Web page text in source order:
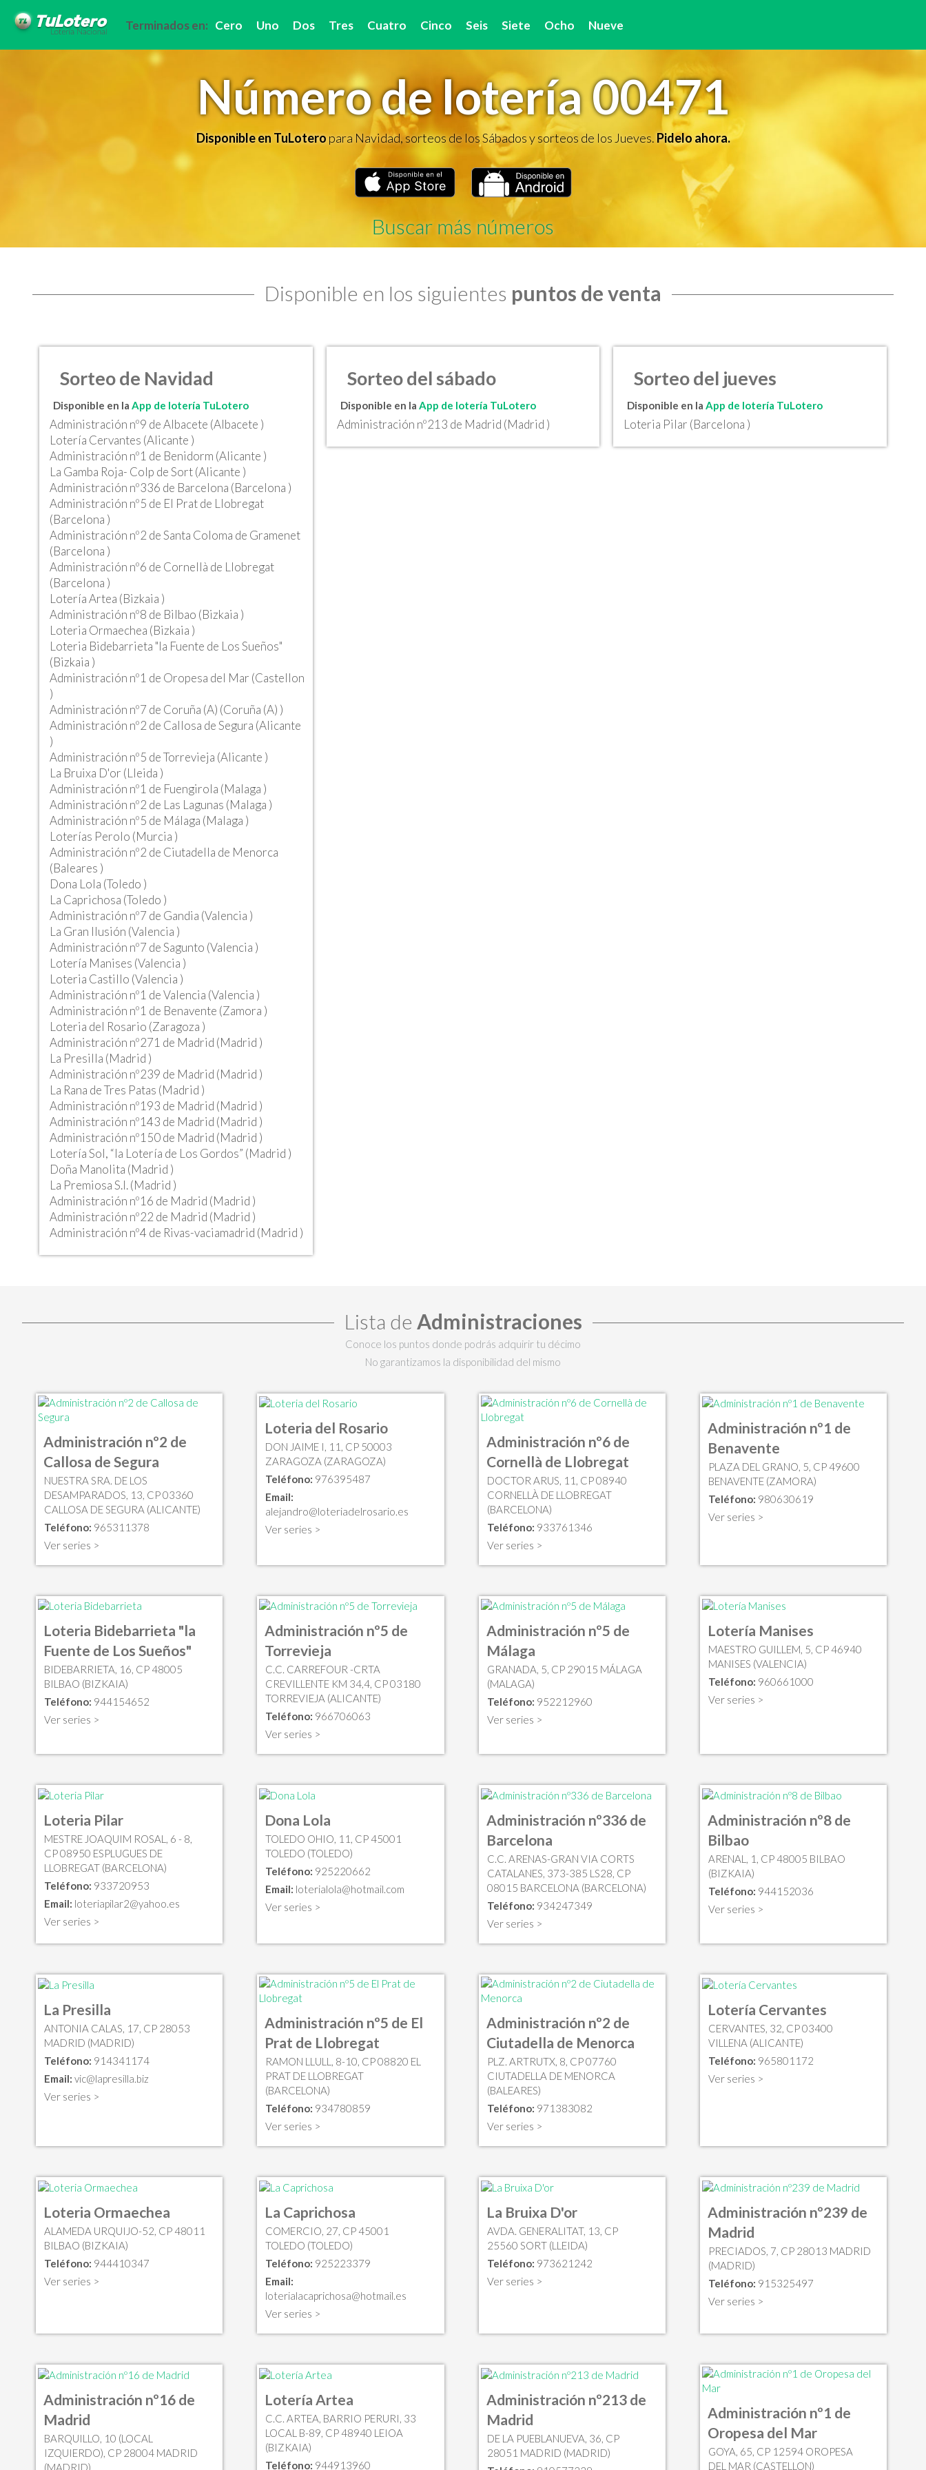
Terminados en: Cero Uno Dos Tres Cuatro Cinco Seis Siete Ocho Nueve
Número de lotería 00471
Disponible en TuLoteropara Navidad, sorteos de los Sábados y sorteos de los Jueves.Pidelo ahora.
Buscar más números
Disponible en los siguientes puntos de venta
Sorteo de Navidad
Disponible en la App de lotería TuLotero
Administración nº9 de Albacete (Albacete )
Lotería Cervantes (Alicante )
Administración nº1 de Benidorm (Alicante )
La Gamba Roja- Colp de Sort (Alicante )
Administración nº336 de Barcelona (Barcelona )
Administración nº5 de El Prat de Llobregat
(Barcelona )
Administración nº2 de Santa Coloma de Gramenet
(Barcelona )
Administración nº6 de Cornellà de Llobregat
(Barcelona )
Lotería Artea (Bizkaia )
Administración nº8 de Bilbao (Bizkaia )
Loteria Ormaechea (Bizkaia )
Loteria Bidebarrieta "la Fuente de Los Sueños"
(Bizkaia )
Administración nº1 de Oropesa del Mar (Castellon
)
Administración nº7 de Coruña (A) (Coruña (A) )
Administración nº2 de Callosa de Segura (Alicante
)
Administración nº5 de Torrevieja (Alicante )
La Bruixa D'or (Lleida )
Administración nº1 de Fuengirola (Malaga )
Administración nº2 de Las Lagunas (Malaga )
Administración nº5 de Málaga (Malaga )
Loterías Perolo (Murcia )
Administración nº2 de Ciutadella de Menorca
(Baleares )
Dona Lola (Toledo )
La Caprichosa (Toledo )
Administración nº7 de Gandia (Valencia )
La Gran Ilusión (Valencia )
Administración nº7 de Sagunto (Valencia )
Lotería Manises (Valencia )
Loteria Castillo (Valencia )
Administración nº1 de Valencia (Valencia )
Administración nº1 de Benavente (Zamora )
Loteria del Rosario (Zaragoza )
Administración nº271 de Madrid (Madrid )
La Presilla (Madrid )
Administración nº239 de Madrid (Madrid )
La Rana de Tres Patas (Madrid )
Administración nº193 de Madrid (Madrid )
Administración nº143 de Madrid (Madrid )
Administración nº150 de Madrid (Madrid )
Lotería Sol, “la Lotería de Los Gordos” (Madrid )
Doña Manolita (Madrid )
La Premiosa S.l. (Madrid )
Administración nº16 de Madrid (Madrid )
Administración nº22 de Madrid (Madrid )
Administración nº4 de Rivas-vaciamadrid (Madrid )
Sorteo del sábado
Disponible en la App de lotería TuLotero
Administración nº213 de Madrid (Madrid )
Sorteo del jueves
Disponible en laApp de lotería TuLotero
Loteria Pilar (Barcelona )
Lista de Administraciones
Conoce los puntos donde podrás adquirir tu décimo
No garantizamos la disponibilidad del mismo
Administración nº2 de
Callosa de Segura
NUESTRA SRA. DE LOS
DESAMPARADOS, 13, CP 03360
CALLOSA DE SEGURA (ALICANTE)
Teléfono: 965311378
Ver series >
Loteria del Rosario
DON JAIME I, 11, CP 50003
ZARAGOZA (ZARAGOZA)
Teléfono: 976395487
Email:
alejandro@loteriadelrosario.es
Ver series >
Administración nº6 de
Cornellà de Llobregat
DOCTOR ARUS, 11, CP 08940
CORNELLÀ DE LLOBREGAT
(BARCELONA)
Teléfono: 933761346
Ver series >
Administración nº1 de
Benavente
PLAZA DEL GRANO, 5, CP 49600
BENAVENTE (ZAMORA)
Teléfono: 980630619
Ver series >
Loteria Bidebarrieta "la
Fuente de Los Sueños"
BIDEBARRIETA, 16, CP 48005
BILBAO (BIZKAIA)
Teléfono: 944154652
Ver series >
Administración nº5 de
Torrevieja
C.C. CARREFOUR -CRTA
CREVILLENTE KM 34,4, CP 03180
TORREVIEJA (ALICANTE)
Teléfono: 966706063
Ver series >
Administración nº5 de
Málaga
GRANADA, 5, CP 29015 MÁLAGA
(MALAGA)
Teléfono: 952212960
Ver series >
Lotería Manises
MAESTRO GUILLEM, 5, CP 46940
MANISES (VALENCIA)
Teléfono: 960661000
Ver series >
Loteria Pilar
MESTRE JOAQUIM ROSAL, 6 - 8,
CP 08950 ESPLUGUES DE
LLOBREGAT (BARCELONA)
Teléfono: 933720953
Email: loteriapilar2@yahoo.es
Ver series >
Dona Lola
TOLEDO OHIO, 11, CP 45001
TOLEDO (TOLEDO)
Teléfono: 925220662
Email: loterialola@hotmail.com
Ver series >
Administración nº336 de
Barcelona
C.C. ARENAS-GRAN VIA CORTS
CATALANES, 373-385 LS28, CP
08015 BARCELONA (BARCELONA)
Teléfono: 934247349
Ver series >
Administración nº8 de
Bilbao
ARENAL, 1, CP 48005 BILBAO
(BIZKAIA)
Teléfono: 944152036
Ver series >
La Presilla
ANTONIA CALAS, 17, CP 28053
MADRID (MADRID)
Teléfono: 914341174
Email: vic@lapresilla.biz
Ver series >
Administración nº5 de El
Prat de Llobregat
RAMON LLULL, 8-10, CP 08820 EL
PRAT DE LLOBREGAT
(BARCELONA)
Teléfono: 934780859
Ver series >
Administración nº2 de
Ciutadella de Menorca
PLZ. ARTRUTX, 8, CP 07760
CIUTADELLA DE MENORCA
(BALEARES)
Teléfono: 971383082
Ver series >
Lotería Cervantes
CERVANTES, 32, CP 03400
VILLENA (ALICANTE)
Teléfono: 965801172
Ver series >
Loteria Ormaechea
ALAMEDA URQUIJO-52, CP 48011
BILBAO (BIZKAIA)
Teléfono: 944410347
Ver series >
La Caprichosa
COMERCIO, 27, CP 45001
TOLEDO (TOLEDO)
Teléfono: 925223379
Email:
loterialacaprichosa@hotmail.es
Ver series >
La Bruixa D'or
AVDA. GENERALITAT, 13, CP
25560 SORT (LLEIDA)
Teléfono: 973621242
Ver series >
Administración nº239 de
Madrid
PRECIADOS, 7, CP 28013 MADRID
(MADRID)
Teléfono: 915325497
Ver series >
Administración nº16 de
Madrid
BARQUILLO, 10 (LOCAL
IZQUIERDO), CP 28004 MADRID
(MADRID)
Lotería Artea
C.C. ARTEA, BARRIO PERURI, 33
LOCAL B-89, CP 48940 LEIOA
(BIZKAIA)
Teléfono: 944913960
Administración nº213 de
Madrid
DE LA PUEBLANUEVA, 36, CP
28051 MADRID (MADRID)
Administración nº1 de
Oropesa del Mar
GOYA, 65, CP 12594 OROPESA
DEL MAR (CASTELLON)